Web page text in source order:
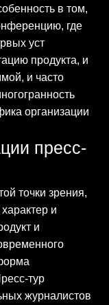
в том,
где
уст
продукта, и
и часто
организации
пресс-
точки зрения,
и
и
тур
журналистов